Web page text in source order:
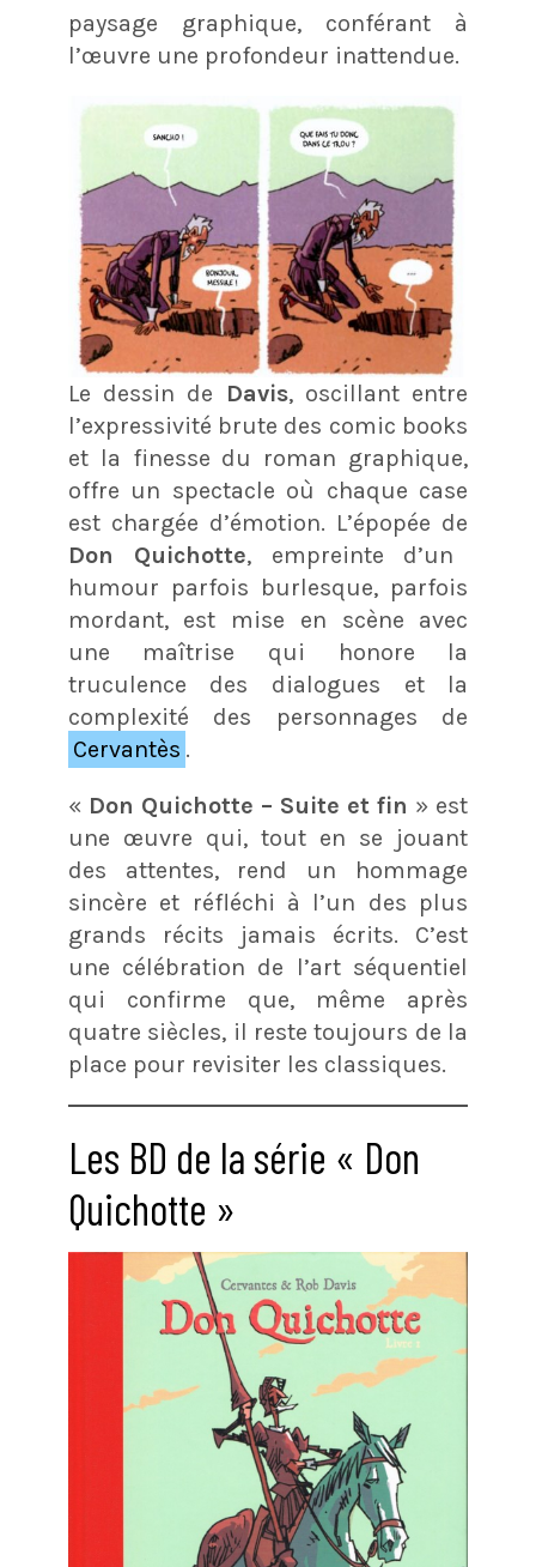
paysage graphique, conférant à
l’œuvre une profondeur inattendue.
Le dessin de Davis, oscillant entre
l’expressivité brute des comic books
et la finesse du roman graphique,
offre un spectacle où chaque case
est chargée d’émotion. L’épopée de
Don Quichotte, empreinte d’un
humour parfois burlesque, parfois
mordant, est mise en scène avec
une maîtrise qui honore la
truculence des dialogues et la
complexité des personnages de
Cervantès .
« Don Quichotte – Suite et fin » est
une œuvre qui, tout en se jouant
des attentes, rend un hommage
sincère et réfléchi à l’un des plus
grands récits jamais écrits. C’est
une célébration de l’art séquentiel
qui confirme que, même après
quatre siècles, il reste toujours de la
place pour revisiter les classiques.
Les BD de la série « Don
Quichotte »